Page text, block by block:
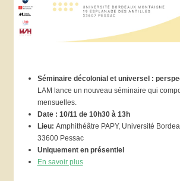
Séminaire décolonial et universel :
LAM lance un nouveau séminaire qui
mensuelles.
Date : 10/11 de10h30 à 13h
Lieu: Amphithéâtre PAPY, Université
33600 Pessac
Uniquement en présentiel
En savoir plus